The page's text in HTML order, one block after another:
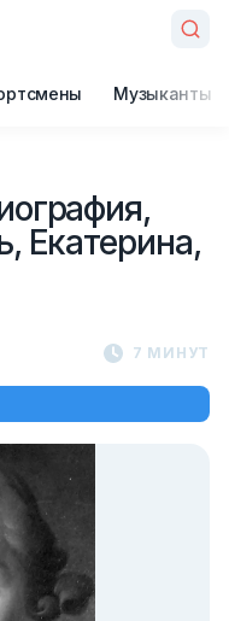
Музыканты
Екатерина,
7 МИНУТ